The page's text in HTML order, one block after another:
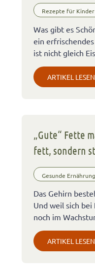
Rezepte für Kinder
Was gibt es
ein erfrischendes
ist nicht gleich
ARTIKEL LESEN
„Gute“ Fette
fett, sondern
Gesunde Ernährung
Das Gehirn
Und weil sich bei
noch im
ARTIKEL LESEN